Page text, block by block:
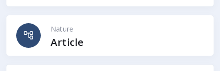
account_tree
Nature
Article